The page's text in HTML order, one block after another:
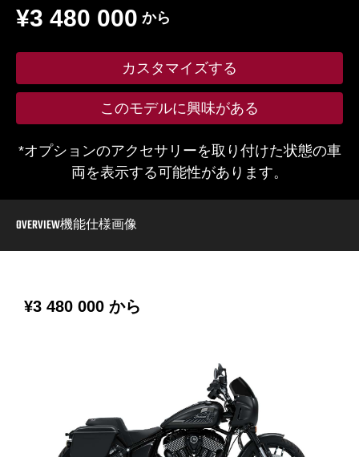
から
¥3 480 000
カスタマイズする
このモデルに興味がある
*オプションのアクセサリーを取り付けた状態の車
両を表示する可能性があります。
OVERVIEW機能仕様画像
から
¥3 480 000